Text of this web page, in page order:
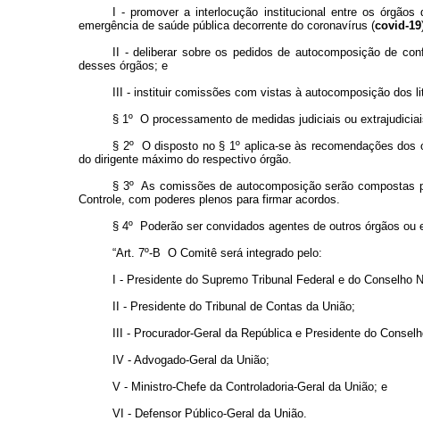
I - promover a interlocução institucional entre os
emergência de saúde pública decorrente do coronavírus (covid-19
II - deliberar sobre os pedidos de autocomposição de
desses órgãos; e
III - instituir comissões com vistas à autocomposição dos
§ 1º O processamento de medidas judiciais ou
§ 2º O disposto no § 1º aplica-se às recomendações
do dirigente máximo do respectivo órgão.
§ 3º As comissões de autocomposição serão compostas
Controle, com poderes plenos para firmar acordos.
§ 4º Poderão ser convidados agentes de outros órgãos
“Art. 7º-B O Comitê será integrado pelo:
I - Presidente do Supremo Tribunal Federal e do Conselho
II - Presidente do Tribunal de Contas da União;
III - Procurador-Geral da República e Presidente do
IV - Advogado-Geral da União;
V - Ministro-Chefe da Controladoria-Geral da União; e
VI - Defensor Público-Geral da União.